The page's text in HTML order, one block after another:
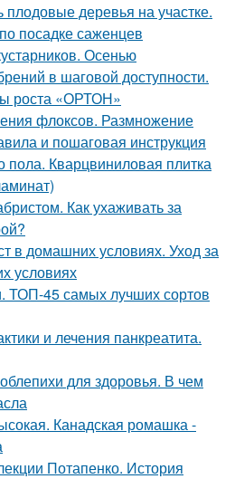
плодовые деревья на участке.
посадке саженцев
Осенью
в шаговой доступности.
роста «ОРТОН»
флоксов. Размножение
и пошаговая инструкция
пола. Кварцвиниловая плитка
Как ухаживать за
в домашних условиях. Уход за
условиях
ТОП-45 самых лучших сортов
и лечения панкреатита.
для здоровья. В чем
Канадская ромашка -
Потапенко. История